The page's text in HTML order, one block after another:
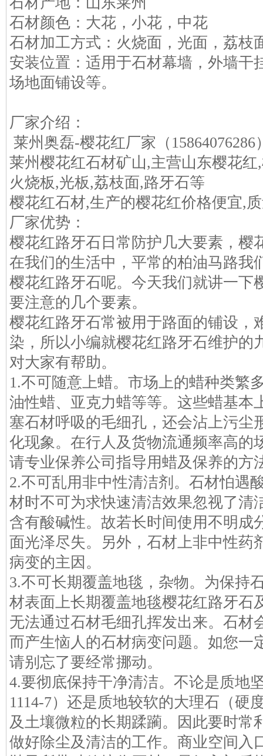
石材颜色：大花，小花，中花
石材加工方式：火烧面，光面，荔枝
安装位置：适用于石材幕墙，外墙干
场地面铺设等。
厂家介绍：
莱州奥磊-樱花红厂家（
莱州樱花红石材矿山,主营山东樱花
火烧板,光板,荔枝面,路牙石等
樱花红石材,生产的樱花红价格便宜,
厂家优势：
樱花红路牙石日常防护几大要素，樱
在我们的生活中，平常的柏油马路我
樱花红路牙石呢。今天我们就讲一下
要注意的几个要素。
樱花红路牙石常被用于路面的铺设，
染，所以小编就樱花红路牙石维护的
对大家有帮助。
1.不可随意上蜡。市场上的蜡种类繁
油性蜡、亚克力蜡等等。这些蜡基本
塞石材呼吸的毛细孔，还会沾上污尘
化现象。在行人及货物流通频率高的
请专业保养公司指导用蜡及保养的方
2.不可乱用非中性清洁剂。石材怕遇
材时不可为求快速清洁效果忽视了清
含有酸碱性。故若长时间使用不明成
面光泽尽失。另外，石材上非中性药
病变的主因。
3.不可长期覆盖地毯，杂物。为保持
材表面上长期覆盖地毯樱花红路牙石
无法通过石材毛细孔挥发出来。石材
而产生恼人的石材病变问题。如您一
请别忘了要经常挪动。
4.要彻底保持干净清洁。不论是质地
1114-7）还是质地较软的大理石（硬
及土壤微粒的长期蹂躏。因此要时常
做好除尘及清洁的工作。商业空间入